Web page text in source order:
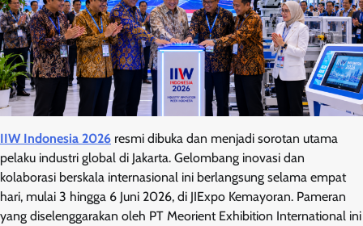
IIW Indonesia 2026 resmi dibuka dan menjadi sorotan utama
pelaku industri global di Jakarta. Gelombang inovasi dan
kolaborasi berskala internasional ini berlangsung selama empat
hari, mulai 3 hingga 6 Juni 2026, di JIExpo Kemayoran. Pameran
yang diselenggarakan oleh PT Meorient Exhibition International ini